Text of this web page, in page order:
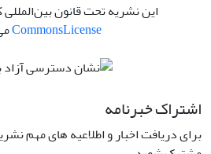
این نشریه تحت قانون
CommonsLicense
اشتراک خبرنامه
برای دریافت اخبار و اطلاعیه های مهم